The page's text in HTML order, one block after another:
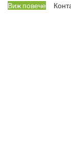
Виж повече